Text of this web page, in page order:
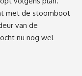
met de stoomboot
van de
nu nog wel